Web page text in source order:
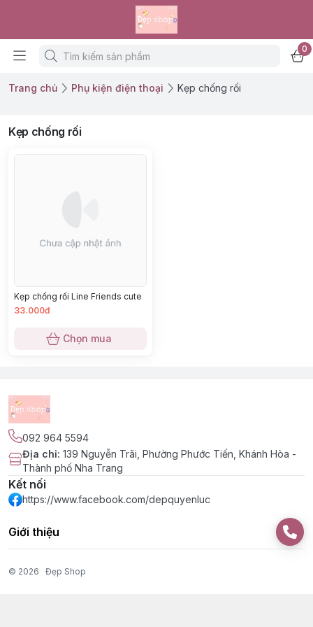
0
Trang chủ Phụ kiện điện thoại Kẹp chống rối
Kẹp chống rối
Kẹp chống rối Line Friends cute
33.000đ
Chọn mua
092 964 5594
Địa chỉ: 139 Nguyễn Trãi, Phường Phước Tiến, Khánh Hòa -
Thành phố Nha Trang
Kết nối
https://www.facebook.com/depquyenluc
Giới thiệu
© 2026 Đẹp Shop